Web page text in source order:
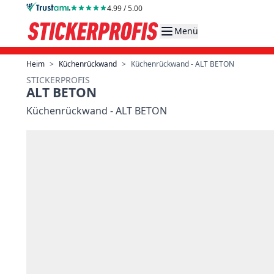
Direkt zum Inhalt 4.99 / 5.00
Menü
Heim > Küchenrückwand > Küchenrückwand - ALT BETON
STICKERPROFIS
ALT BETON
Küchenrückwand - ALT BETON